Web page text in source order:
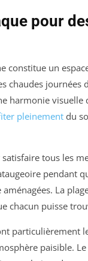
pour
constitue un
chaudes journées
harmonie
pleinement du
satisfaire tous les
pendant
La
chacun puisse
particulièrement
paisible.